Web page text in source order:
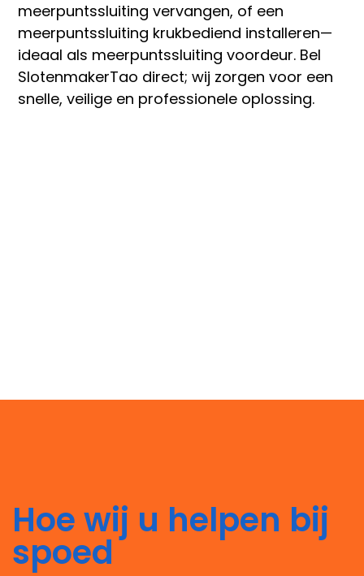
meerpuntssluiting vervangen, of een
meerpuntssluiting krukbediend installeren—
ideaal als meerpuntssluiting voordeur. Bel
SlotenmakerTao direct; wij zorgen voor een
snelle, veilige en professionele oplossing.
Hoe wij u helpen bij
spoed